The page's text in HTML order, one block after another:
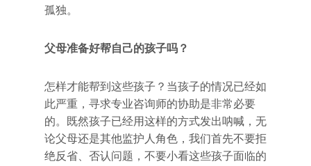
孤独。
父母准备好帮自己的孩子吗？
怎样才能帮到这些孩子？当孩子的情况已经如
此严重，寻求专业咨询师的协助是非常必要
的。既然孩子已经用这样的方式发出呐喊，无
论父母还是其他监护人角色，我们首先不要拒
绝反省、否认问题，不要小看这些孩子面临的